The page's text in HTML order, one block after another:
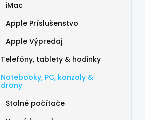
iMac
Apple Príslušenstvo
Apple Výpredaj
Telefóny, tablety & hodinky
Notebooky, PC, konzoly &
drony
Stolné počítače